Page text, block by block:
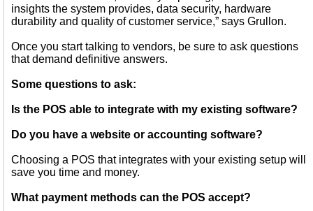
insights the system provides, data security, hardware
durability and quality of customer service,” says Grullon.
Once you start talking to vendors, be sure to ask questions
that demand definitive answers.
Some questions to ask:
Is the POS able to integrate with my existing software?
Do you have a website or accounting software?
Choosing a POS that integrates with your existing setup will
save you time and money.
What payment methods can the POS accept?